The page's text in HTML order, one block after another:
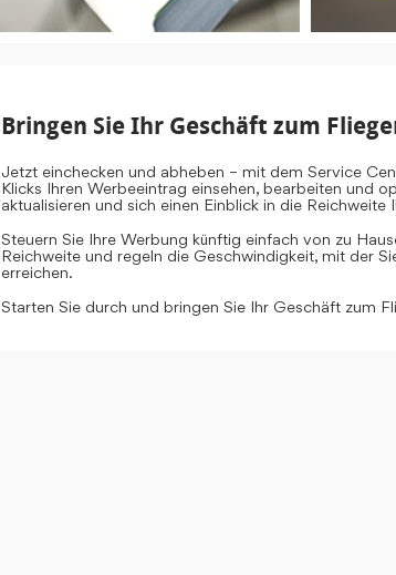
Bringen Sie Ihr Geschäft zum
Jetzt einchecken und abheben – mit dem Service
Klicks Ihren Werbeeintrag einsehen, bearbeiten und
aktualisieren und sich einen Einblick in die
Steuern Sie Ihre Werbung künftig einfach von zu
Reichweite und regeln die Geschwindigkeit, mit der
erreichen.
Starten Sie durch und bringen Sie Ihr Geschäft zum